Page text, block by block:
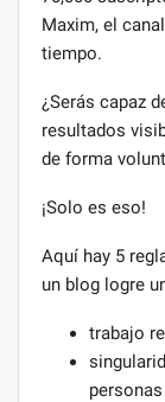
Maxim, el
tiempo.
¿Serás capaz
resultados
de forma
¡Solo es eso!
Aquí hay 5
un blog logre
trabajo
personas